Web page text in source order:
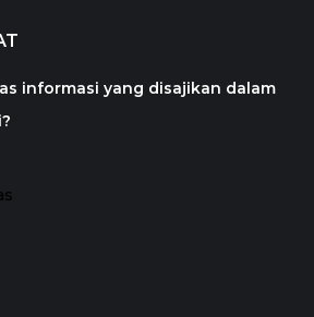
informasi yang disajikan dalam